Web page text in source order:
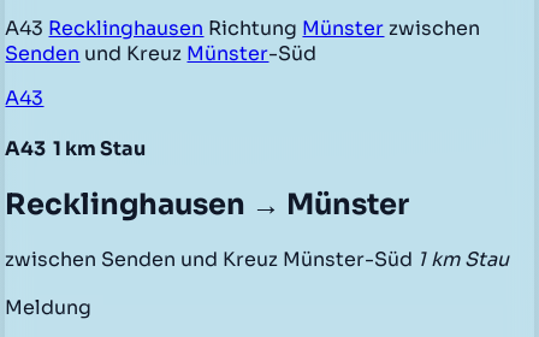
A43 Recklinghausen Richtung Münster zwischen
Senden und Kreuz Münster-Süd
A43
A43 1 km Stau
Recklinghausen → Münster
zwischen Senden und Kreuz Münster-Süd 1 km Stau
Meldung